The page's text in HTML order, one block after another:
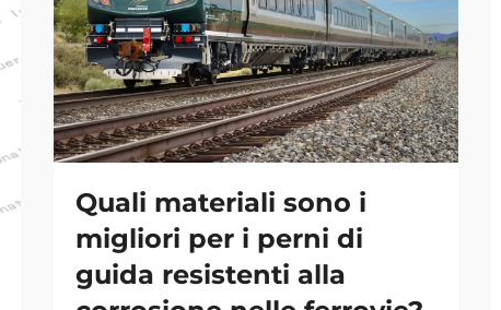
Quali materiali sono i
migliori per i perni di
guida resistenti alla